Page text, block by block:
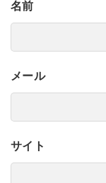
名前
メール
サイト